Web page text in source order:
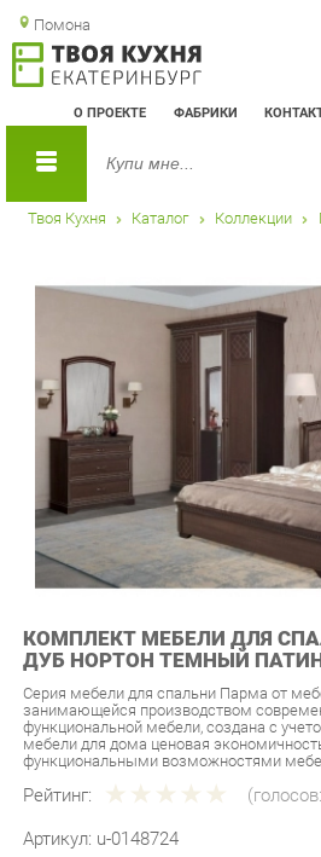
Помона
О ПРОЕКТЕ ФАБРИКИ
Твоя Кухня Каталог Коллекции
КОМПЛЕКТ МЕБЕЛИ ДЛЯ
ДУБ НОРТОН ТЕМНЫЙ
Серия мебели для спальни Парма от
функциональной мебели, создана с учетом
мебели для дома ценовая
функциональными возможностями
Рейтинг: (голосов:
Артикул: u-0148724